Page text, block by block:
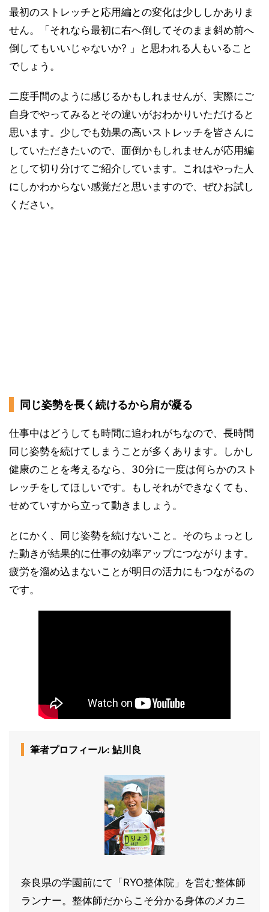
最初のストレッチと応用編との変化は少ししかありま
せん。「それなら最初に右へ倒してそのまま斜め前へ
倒してもいいじゃないか? 」と思われる人もいること
でしょう。
二度手間のように感じるかもしれませんが、実際にご
自身でやってみるとその違いがおわかりいただけると
思います。少しでも効果の高いストレッチを皆さんに
していただきたいので、面倒かもしれませんが応用編
として切り分けてご紹介しています。これはやった人
にしかわからない感覚だと思いますので、ぜひお試し
ください。
同じ姿勢を長く続けるから肩が凝る
仕事中はどうしても時間に追われがちなので、長時間
同じ姿勢を続けてしまうことが多くあります。しかし
健康のことを考えるなら、30分に一度は何らかのスト
レッチをしてほしいです。もしそれができなくても、
せめていすから立って動きましょう。
とにかく、同じ姿勢を続けないこと。そのちょっとし
た動きが結果的に仕事の効率アップにつながります。
疲労を溜め込まないことが明日の活力にもつながるの
です。
筆者プロフィール: 鮎川良
奈良県の学園前にて「RYO整体院」を営む整体師
ランナー。整体師だからこそ分かる身体のメカニ